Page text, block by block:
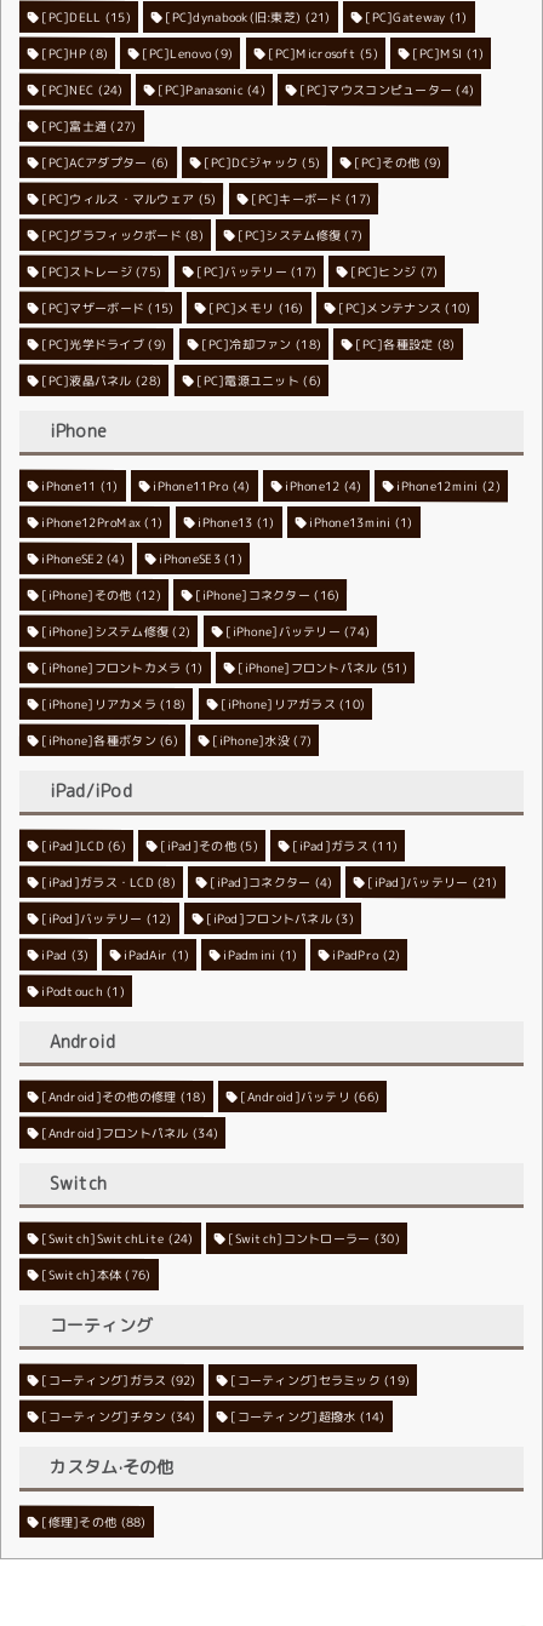
[PC]DELL (15) [PC]dynabook(旧:東芝) (21) [PC]Gateway (1)
[PC]HP(8) [PC]Lenovo(9) [PC]Microsoft (5) [PC]MSI (1)
[PC]NEC (24) [PC]Panasonic (4) [PC]マウスコンピューター (4)
[PC]富士通 (27)
[PC]ACアダプター (6) [PC]DCジャック (5) [PC]その他 (9)
[PC]ウィルス・マルウェア (5) [PC]キーボード (17)
[PC]グラフィックボード (8) [PC]システム修復 (7)
[PC]ストレージ(75) [PC]バッテリー (17) [PC]ヒンジ (7)
[PC]マザーボード (15) [PC]メモリ (16) [PC]メンテナンス (10)
[PC]光学ドライブ (9) [PC]冷却ファン (18) [PC]各種設定 (8)
[PC]液晶パネル (28) [PC]電源ユニット (6)
iPhone
iPhone11 (1) iPhone11Pro(4) iPhone12 (4) iPhone12mini (2)
iPhone12ProMax (1) iPhone13 (1) iPhone13mini (1)
iPhoneSE2(4) iPhoneSE3 (1)
[iPhone]その他 (12) [iPhone]コネクター (16)
[iPhone]システム修復 (2) [iPhone]バッテリー (74)
[iPhone]フロントカメラ (1) [iPhone]フロントパネル (51)
[iPhone]リアカメラ (18) [iPhone]リアガラス (10)
[iPhone]各種ボタン (6) [iPhone]水没 (7)
iPad/iPod
[iPad]LCD(6) [iPad]その他 (5) [iPad]ガラス (11)
[iPad]ガラス・LCD(8) [iPad]コネクター (4) [iPad]バッテリー (21)
[iPod]バッテリー (12) [iPod]フロントパネル(3)
iPad (3) iPadAir (1) iPadmini (1) iPadPro(2)
iPodtouch (1)
Android
[Android]その他の修理 (18) [Android]バッテリ (66)
[Android]フロントパネル (34)
Switch
[Switch]SwitchLite (24) [Switch]コントローラー (30)
[Switch]本体 (76)
コーティング
[コーティング]ガラス (92) [コーティング]セラミック (19)
[コーティング]チタン (34) [コーティング]超撥水 (14)
カスタム·その他
[修理]その他 (88)